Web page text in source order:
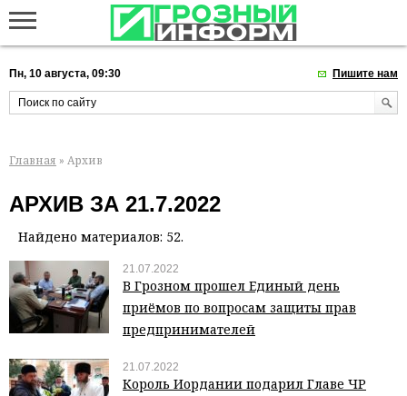
Пн, 10 августа, 09:30 Пишите нам
Главная » Архив
АРХИВ ЗА 21.7.2022
Найдено материалов: 52.
21.07.2022
В Грозном прошел Единый день
приёмов по вопросам защиты прав
предпринимателей
21.07.2022
Король Иордании подарил Главе ЧР